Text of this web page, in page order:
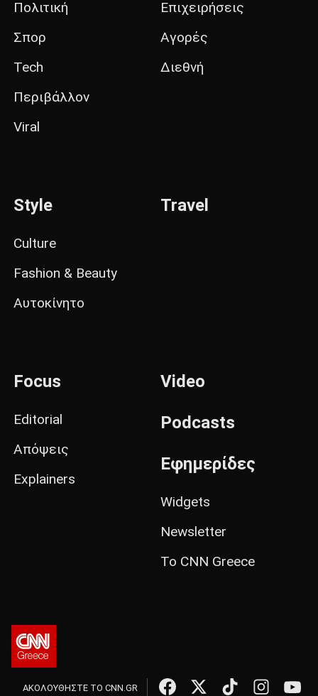
Πολιτική
Σπορ
Tech
Περιβάλλον
Viral
Επιχειρήσεις
Αγορές
Διεθνή
Style
Culture
Fashion & Beauty
Αυτοκίνητο
Travel
Focus
Editorial
Απόψεις
Explainers
Video
Podcasts
Εφημερίδες
Widgets
Newsletter
Το CNN Greece
ΑΚΟΛΟΥΘΗΣΤΕ ΤΟ CNN.GR